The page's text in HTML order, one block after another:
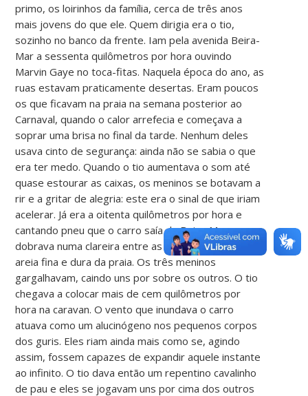
primo, os loirinhos da família, cerca de três anos
mais jovens do que ele. Quem dirigia era o tio,
sozinho no banco da frente. Iam pela avenida Beira-
Mar a sessenta quilômetros por hora ouvindo
Marvin Gaye no toca-fitas. Naquela época do ano, as
ruas estavam praticamente desertas. Eram poucos
os que ficavam na praia na semana posterior ao
Carnaval, quando o calor arrefecia e começava a
soprar uma brisa no final da tarde. Nenhum deles
usava cinto de segurança: ainda não se sabia o que
era ter medo. Quando o tio aumentava o som até
quase estourar as caixas, os meninos se botavam a
rir e a gritar de alegria: este era o sinal de que iriam
acelerar. Já era a oitenta quilômetros por hora e
cantando pneu que o carro saía da Beira-Mar,
dobrava numa clareira entre as dunas e ganhava a
areia fina e dura da praia. Os três meninos
gargalhavam, caindo uns por sobre os outros. O tio
chegava a colocar mais de cem quilômetros por
hora na caravan. O vento que inundava o carro
atuava como um alucinógeno nos pequenos corpos
dos guris. Eles riam ainda mais como se, agindo
assim, fossem capazes de expandir aquele instante
ao infinito. O tio dava então um repentino cavalinho
de pau e eles se jogavam uns por cima dos outros